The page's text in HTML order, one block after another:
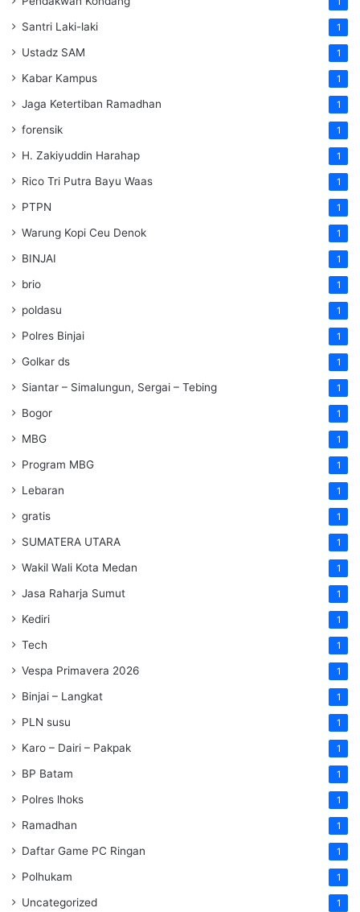
Santri Laki-laki 1
Ustadz SAM 1
Kabar Kampus 1
Jaga Ketertiban Ramadhan 1
forensik 1
H. Zakiyuddin Harahap 1
Rico Tri Putra Bayu Waas 1
PTPN 1
Warung Kopi Ceu Denok 1
BINJAI 1
brio 1
poldasu 1
Polres Binjai 1
Golkar ds 1
Siantar – Simalungun, Sergai – Tebing 1
Bogor 1
MBG 1
Program MBG 1
Lebaran 1
gratis 1
SUMATERA UTARA 1
Wakil Wali Kota Medan 1
Jasa Raharja Sumut 1
Kediri 1
Tech 1
Vespa Primavera 2026 1
Binjai – Langkat 1
PLN susu 1
Karo – Dairi – Pakpak 1
BP Batam 1
Polres lhoks 1
Ramadhan 1
Daftar Game PC Ringan 1
Polhukam 1
Uncategorized 1